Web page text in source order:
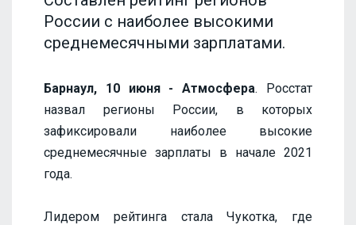
России с наиболее высокими
среднемесячными зарплатами.
Барнаул, 10 июня - Атмосфера. Росстат
назвал регионы России, в которых
зафиксировали наиболее высокие
среднемесячные зарплаты в начале 2021
года.
Лидером рейтинга стала Чукотка, где